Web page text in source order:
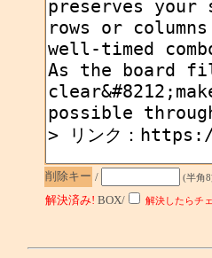
削除キー / (半角
解決済み! BOX/ 解決したらチ